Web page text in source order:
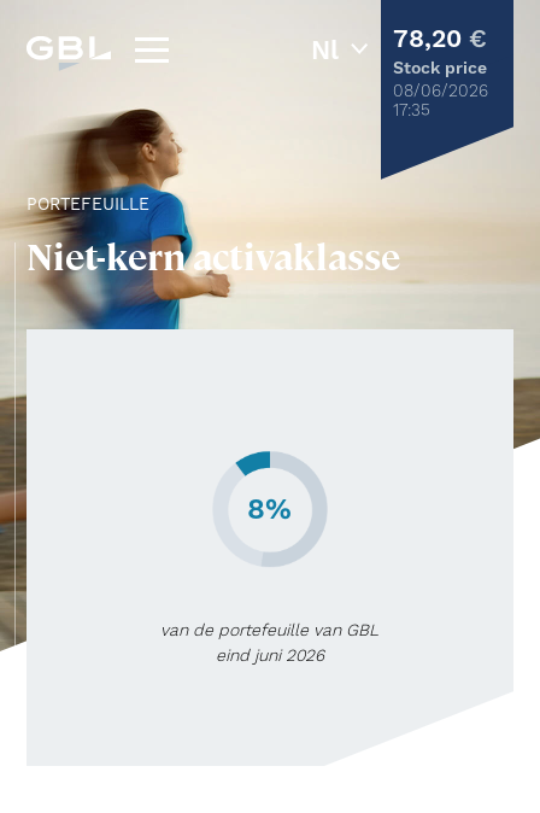
78,20 €
Stock price
08/06/2026
17:35
PORTEFEUILLE
Niet-kern activaklasse
8%
van de portefeuille van GBL
eind juni 2026